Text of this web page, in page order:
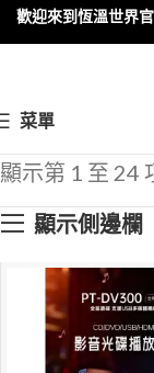
菜單
顯示第 1 至 24
顯示側邊欄
歡迎來到恆溫世界